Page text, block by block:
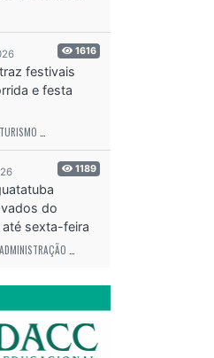
1616
festivais
e festa
1189
do
sexta-feira